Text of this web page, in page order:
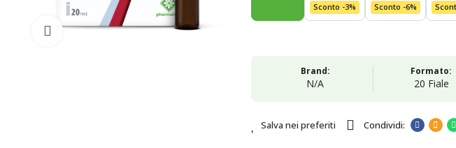
Ingrandisci
Sconto -3% Sconto -6%
Brand:
N/A
Formato:
20 Fiale
Salva nei preferiti